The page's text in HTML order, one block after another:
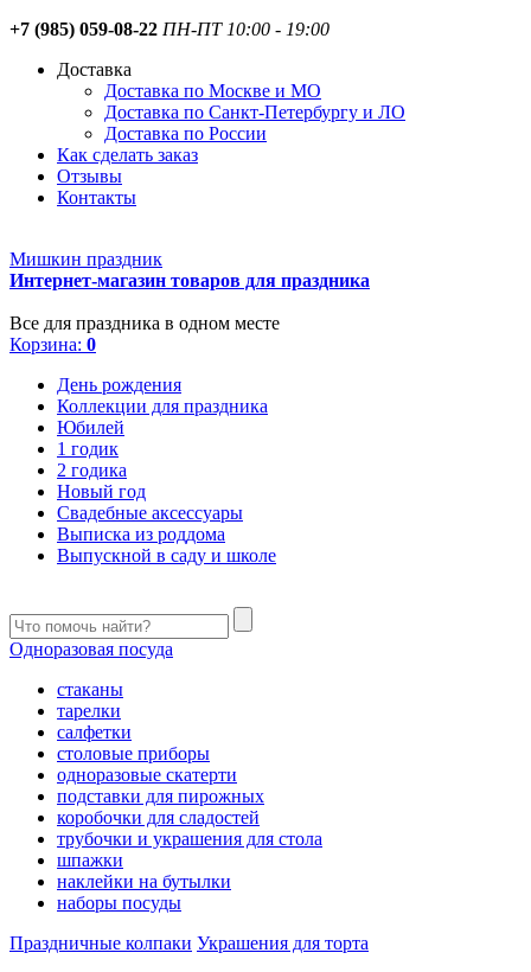
+7 (985) 059-08-22 ПН-ПТ 10:00 - 19:00
Доставка
Доставка по Москве и МО
Доставка по Санкт-Петербургу и ЛО
Доставка по России
Как сделать заказ
Отзывы
Контакты
Мишкин праздник
Интернет-магазин товаров для праздника
Все для праздника в одном месте
Корзина: 0
День рождения
Коллекции для праздника
Юбилей
1 годик
2 годика
Новый год
Свадебные аксессуары
Выписка из роддома
Выпускной в саду и школе
Одноразовая посуда
стаканы
тарелки
салфетки
столовые приборы
одноразовые скатерти
подставки для пирожных
коробочки для сладостей
трубочки и украшения для стола
шпажки
наклейки на бутылки
наборы посуды
Праздничные колпаки Украшения для торта